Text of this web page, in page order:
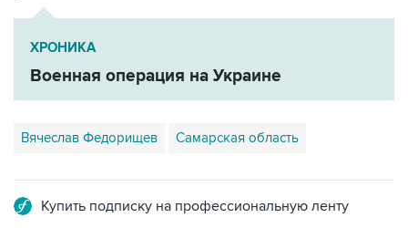
ХРОНИКА
Военная операция на Украине
Вячеслав Федорищев Самарская область
Купить подписку на профессиональную ленту